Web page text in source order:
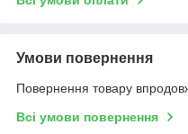
Умови повернення
Повернення товару
Всі умови повернення